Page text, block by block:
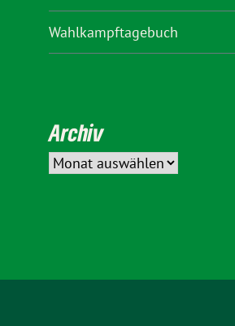
Wahlkampftagebuch
Archiv